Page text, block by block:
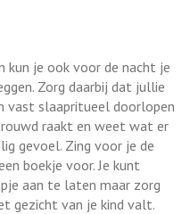
kun je ook voor de nacht je
Zorg daarbij dat jullie
vast slaapritueel doorlopen
raakt en weet wat er
gevoel. Zing voor je de
boekje voor. Je kunt
aan te laten maar zorg
gezicht van je kind valt.